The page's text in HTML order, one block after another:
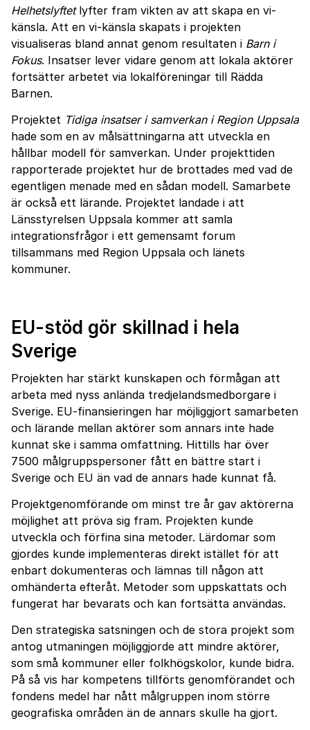
Helhetslyftetlyfter fram vikten av att skapa en vi-
känsla. Att en vi-känsla skapats i projekten
visualiseras bland annat genom resultaten i Barn i
Fokus. Insatser lever vidare genom att lokala aktörer
fortsätter arbetet via lokalföreningar till Rädda
Barnen.
Projektet Tidiga insatser i samverkan i Region Uppsala
hade som en av målsättningarna att utveckla en
hållbar modell för samverkan. Under projekttiden
rapporterade projektet hur de brottades med vad de
egentligen menade med en sådan modell. Samarbete
är också ett lärande. Projektet landade i att
Länsstyrelsen Uppsala kommer att samla
integrationsfrågor i ett gemensamt forum
tillsammans med Region Uppsala och länets
kommuner.
EU-stöd gör skillnad i hela
Sverige
Projekten har stärkt kunskapen och förmågan att
arbeta med nyss anlända tredjelandsmedborgare i
Sverige. EU-finansieringen har möjliggjort samarbeten
och lärande mellan aktörer som annars inte hade
kunnat ske i samma omfattning. Hittills har över
7500 målgruppspersoner fått en bättre start i
Sverige och EU än vad de annars hade kunnat få.
Projektgenomförande om minst tre år gav aktörerna
möjlighet att pröva sig fram. Projekten kunde
utveckla och förfina sina metoder. Lärdomar som
gjordes kunde implementeras direkt istället för att
enbart dokumenteras och lämnas till någon att
omhänderta efteråt. Metoder som uppskattats och
fungerat har bevarats och kan fortsätta användas.
Den strategiska satsningen och de stora projekt som
antog utmaningen möjliggjorde att mindre aktörer,
som små kommuner eller folkhögskolor, kunde bidra.
På så vis har kompetens tillförts genomförandet och
fondens medel har nått målgruppen inom större
geografiska områden än de annars skulle ha gjort.